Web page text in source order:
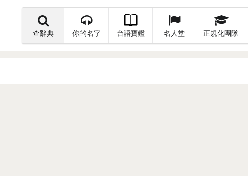
查辭典 你的名字 台語寶鑑 名人堂 正規化團隊